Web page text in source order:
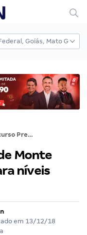
Concurso Prefeitura de Monte Castelo (SC): vagas para níveis médio e superior!
Monte
níveis
em 13/12/18